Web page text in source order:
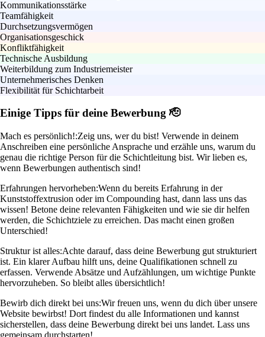
Kommunikationsstärke
Teamfähigkeit
Durchsetzungsvermögen
Organisationsgeschick
Konfliktfähigkeit
Technische Ausbildung
Weiterbildung zum Industriemeister
Unternehmerisches Denken
Flexibilität für Schichtarbeit
Einige Tipps für deine Bewerbung 🫡
Mach es persönlich!:Zeig uns, wer du bist! Verwende in deinem
Anschreiben eine persönliche Ansprache und erzähle uns, warum du
genau die richtige Person für die Schichtleitung bist. Wir lieben es,
wenn Bewerbungen authentisch sind!
Erfahrungen hervorheben:Wenn du bereits Erfahrung in der
Kunststoffextrusion oder im Compounding hast, dann lass uns das
wissen! Betone deine relevanten Fähigkeiten und wie sie dir helfen
werden, die Schichtziele zu erreichen. Das macht einen großen
Unterschied!
Struktur ist alles:Achte darauf, dass deine Bewerbung gut strukturiert
ist. Ein klarer Aufbau hilft uns, deine Qualifikationen schnell zu
erfassen. Verwende Absätze und Aufzählungen, um wichtige Punkte
hervorzuheben. So bleibt alles übersichtlich!
Bewirb dich direkt bei uns:Wir freuen uns, wenn du dich über unsere
Website bewirbst! Dort findest du alle Informationen und kannst
sicherstellen, dass deine Bewerbung direkt bei uns landet. Lass uns